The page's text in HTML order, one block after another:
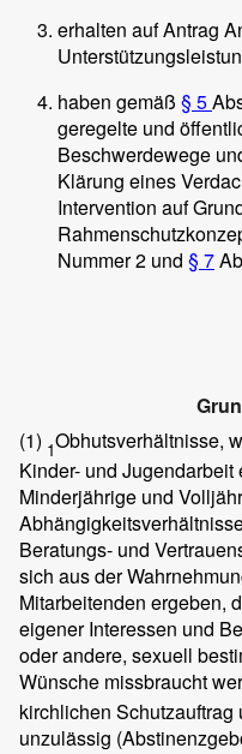
erhalten auf Antrag
haben gemäß § 5
geregelte und
Beschwerdewege
Klärung eines
Intervention auf
Nummer 2 und § 7
(1) 1Obhutsverhältnisse,
Kinder- und
Minderjährige und
Beratungs- und
sich aus der
Mitarbeitenden ergeben,
eigener Interessen und
oder andere, sexuell
Wünsche missbraucht
kirchlichen
unzulässig